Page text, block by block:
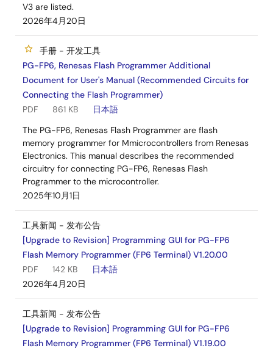
V3 are listed.
2026年4月20日
手册 - 开发工具
PG-FP6, Renesas Flash Programmer Additional
Document for User's Manual (Recommended Circuits for
Connecting the Flash Programmer)
PDF
861 KB
日本語
The PG-FP6, Renesas Flash Programmer are flash
memory programmer for Mmicrocontrollers from Renesas
Electronics. This manual describes the recommended
circuitry for connecting PG-FP6, Renesas Flash
Programmer to the microcontroller.
2025年10月1日
工具新闻 - 发布公告
[Upgrade to Revision] Programming GUI for PG-FP6
Flash Memory Programmer (FP6 Terminal) V1.20.00
PDF
142 KB
日本語
2026年4月20日
工具新闻 - 发布公告
[Upgrade to Revision] Programming GUI for PG-FP6
Flash Memory Programmer (FP6 Terminal) V1.19.00